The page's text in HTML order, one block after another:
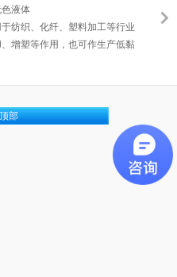
液体
纺织、化纤、塑料加工等行业
增塑等作用，也可作生产低黏
部